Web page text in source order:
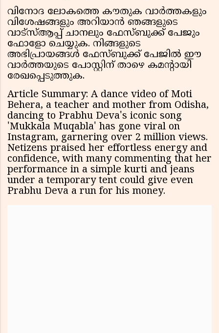
വിനോദ ലോകത്തെ കൗതുക വാർത്തകളും
വിശേഷങ്ങളും അറിയാൻ ഞങ്ങളുടെ
വാട്സ്ആപ്പ് ചാനലും ഫേസ്ബുക്ക് പേജും
ഫോളോ ചെയ്യുക. നിങ്ങളുടെ
അഭിപ്രായങ്ങൾ ഫേസ്ബുക്ക് പേജിൽ ഈ
വാർത്തയുടെ പോസ്റ്റിന് താഴെ കമൻ്റായി
രേഖപ്പെടുത്തുക.
Article Summary: A dance video of Moti
Behera, a teacher and mother from Odisha,
dancing to Prabhu Deva's iconic song
'Mukkala Muqabla' has gone viral on
Instagram, garnering over 2 million views.
Netizens praised her effortless energy and
confidence, with many commenting that her
performance in a simple kurti and jeans
under a temporary tent could give even
Prabhu Deva a run for his money.